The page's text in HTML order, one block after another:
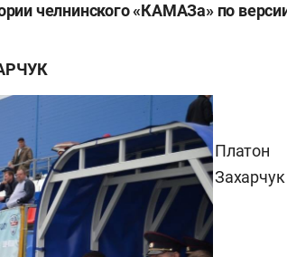
челнинского «КАМАЗа» по
Платон
Захарчук